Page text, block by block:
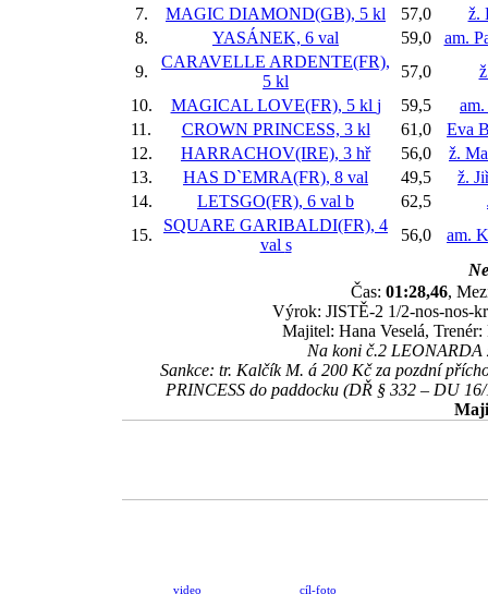
7.
MAGIC DIAMOND(GB), 5 kl 57,0
ž.
8.
YASÁNEK, 6 val 59,0
am.
9.
CARAVELLE ARDENTE(FR),
5 kl
57,0
10.
MAGICAL LOVE(FR), 5 kl j 59,5
am.
11.
CROWN PRINCESS, 3 kl 61,0
Eva
12.
HARRACHOV(IRE), 3 hř 56,0
ž.
13.
HAS D`EMRA(FR), 8 val 49,5
ž.
14.
LETSGO(FR), 6 val b 62,5
15.
SQUARE GARIBALDI(FR), 4
val s
56,0
am.
Čas: 01:28,46,
Výrok: JISTĚ-2 1/2-nos-nos-
Majitel: Hana Veselá,
Na koni č.2 LEONARDA
Sankce: tr. Kalčík M. á 200 Kč za pozdní
PRINCESS do paddocku (DŘ § 332 – DU
video cíl-foto